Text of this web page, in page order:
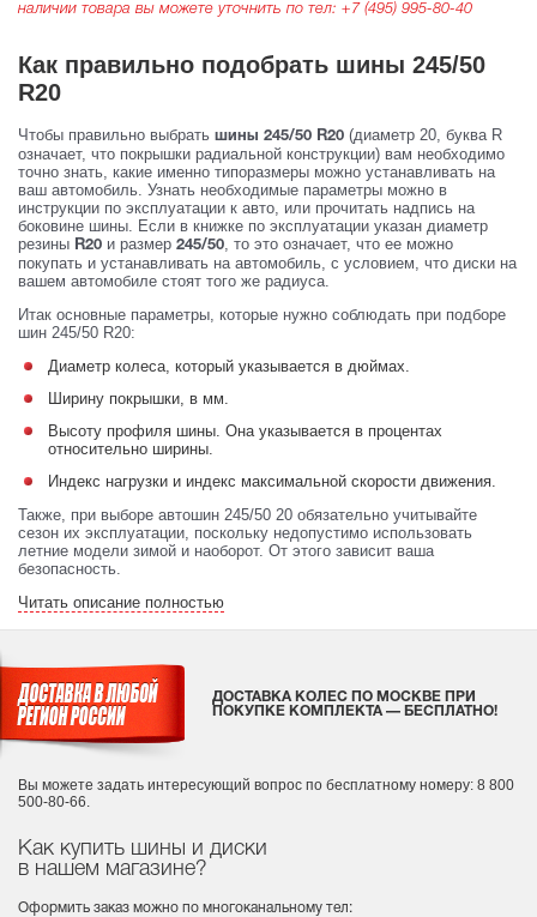
наличии товара вы можете уточнить по тел: +7 (495) 995-80-40
Как правильно подобрать шины 245/50
R20
Чтобы правильно выбрать шины 245/50 R20 (диаметр 20, буква R
означает, что покрышки радиальной конструкции) вам необходимо
точно знать, какие именно типоразмеры можно устанавливать на
ваш автомобиль. Узнать необходимые параметры можно в
инструкции по эксплуатации к авто, или прочитать надпись на
боковине шины. Если в книжке по эксплуатации указан диаметр
резины R20 и размер 245/50, то это означает, что ее можно
покупать и устанавливать на автомобиль, с условием, что диски на
вашем автомобиле стоят того же радиуса.
Итак основные параметры, которые нужно соблюдать при подборе
шин 245/50 R20:
Диаметр колеса, который указывается в дюймах.
Ширину покрышки, в мм.
Высоту профиля шины. Она указывается в процентах
относительно ширины.
Индекс нагрузки и индекс максимальной скорости движения.
Также, при выборе автошин 245/50 20 обязательно учитывайте
сезон их эксплуатации, поскольку недопустимо использовать
летние модели зимой и наоборот. От этого зависит ваша
безопасность.
Читать описание полностью
Как купить шины и диски
в нашем магазине?
Оформить заказ можно по многоканальному тел:
ДОСТАВКА КОЛЕС ПО МОСКВЕ ПРИ
ПОКУПКЕ КОМПЛЕКТА — БЕСПЛАТНО!
Вы можете задать интересующий вопрос по бесплатному номеру: 8 800
500-80-66.